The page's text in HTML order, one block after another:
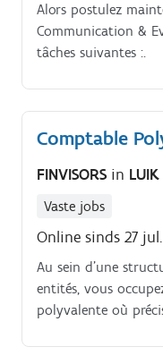
Alors postulez
Communication &
tâches suivantes :.
Comptable
FINVISORS in LUIK
Vaste jobs
Online sinds 27
Au sein d’une
entités, vous
polyvalente où
gestion financière